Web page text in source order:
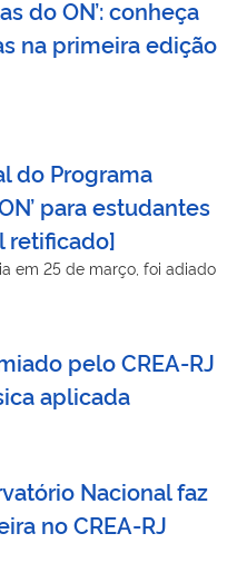
do ON’: conheça
na primeira edição
do Programa
para estudantes
retificado]
em 25 de março, foi adiado
pelo CREA-RJ
aplicada
Nacional faz
no CREA-RJ